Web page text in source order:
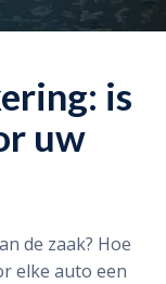
is
uw
de zaak? Hoe
elke auto een